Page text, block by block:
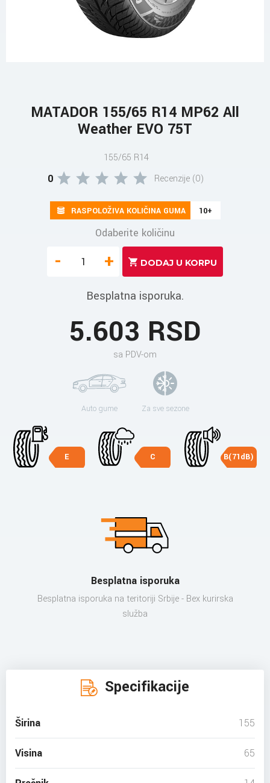
MATADOR 155/65 R14 MP62 All
Weather EVO 75T
155/65 R14
0 Recenzije (0)
RASPOLOŽIVA KOLIČINA GUMA 10+
Odaberite količinu
- +
Besplatna isporuka.
5.603 RSD
sa PDV-om
Auto gume Za sve sezone
E C B(71dB)
Besplatna isporuka
Besplatna isporuka na teritoriji Srbije - Bex kurirska
služba
Specifikacije
Širina 155
Visina 65